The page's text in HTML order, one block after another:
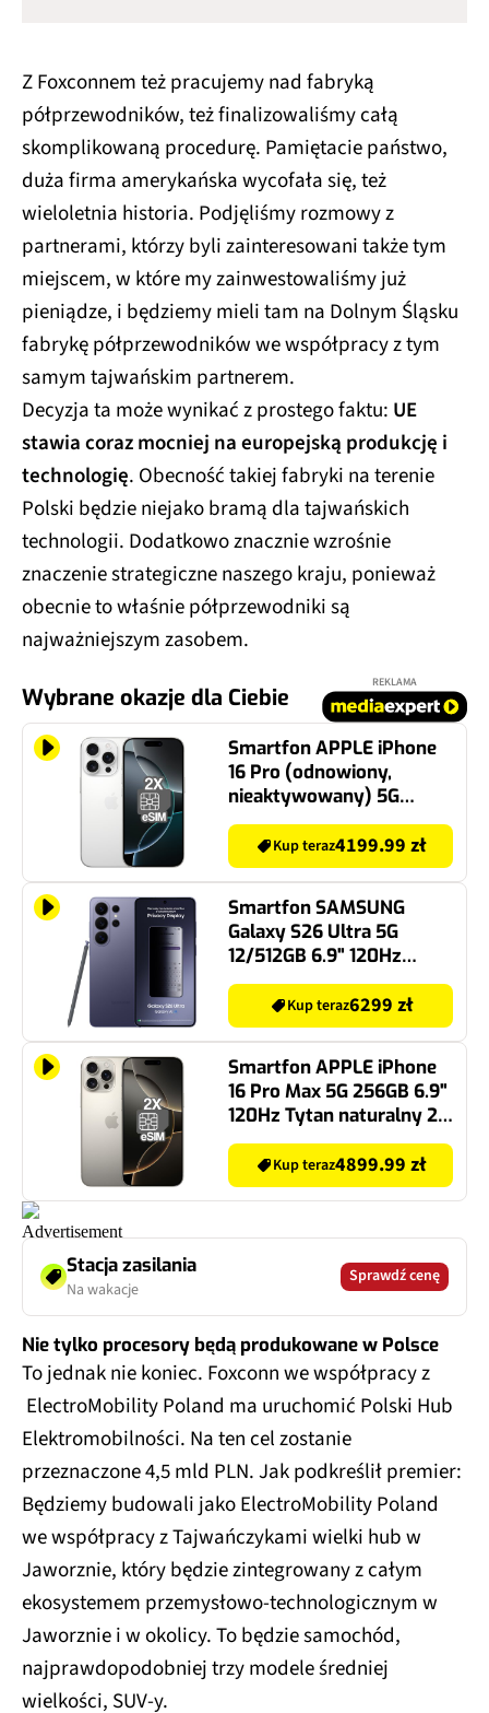
Z Foxconnem też pracujemy nad fabryką
półprzewodników, też finalizowaliśmy całą
skomplikowaną procedurę. Pamiętacie państwo,
duża firma amerykańska wycofała się, też
wieloletnia historia. Podjęliśmy rozmowy z
partnerami, którzy byli zainteresowani także tym
miejscem, w które my zainwestowaliśmy już
pieniądze, i będziemy mieli tam na Dolnym Śląsku
fabrykę półprzewodników we współpracy z tym
samym tajwańskim partnerem.
Decyzja ta może wynikać z prostego faktu: UE
stawia coraz mocniej na europejską produkcję i
technologię. Obecność takiej fabryki na terenie
Polski będzie niejako bramą dla tajwańskich
technologii. Dodatkowo znacznie wzrośnie
znaczenie strategiczne naszego kraju, ponieważ
obecnie to właśnie półprzewodniki są
najważniejszym zasobem.
Wybrane okazje dla Ciebie
REKLAMA
Smartfon APPLE iPhone
16 Pro (odnowiony,
nieaktywowany) 5G
128GB 6.3" 120Hz Tytan
biały (CPO) 2x eSIM
Kup teraz4199.99 zł
Smartfon SAMSUNG
Galaxy S26 Ultra 5G
12/512GB 6.9" 120Hz
Fioletowy SM-S948
Kup teraz6299 zł
Smartfon APPLE iPhone
16 Pro Max 5G 256GB 6.9"
120Hz Tytan naturalny 2x
eSIM
Kup teraz4899.99 zł
Stacja zasilania
Na wakacje
Sprawdź cenę
Nie tylko procesory będą produkowane w Polsce
To jednak nie koniec. Foxconn we współpracy z
ElectroMobility Poland ma uruchomić Polski Hub
Elektromobilności. Na ten cel zostanie
przeznaczone 4,5 mld PLN. Jak podkreślił premier:
Będziemy budowali jako ElectroMobility Poland
we współpracy z Tajwańczykami wielki hub w
Jaworznie, który będzie zintegrowany z całym
ekosystemem przemysłowo-technologicznym w
Jaworznie i w okolicy. To będzie samochód,
najprawdopodobniej trzy modele średniej
wielkości, SUV-y.